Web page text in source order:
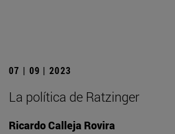
07 | 09 | 2023
La política de Ratzinger
Ricardo Calleja Rovira